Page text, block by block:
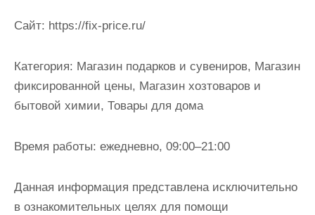
Cайт: https://fix-price.ru/
Категория: Магазин подарков и сувениров, Магазин
фиксированной цены, Магазин хозтоваров и
бытовой химии, Товары для дома
Время работы: ежедневно, 09:00–21:00
Данная информация представлена исключительно
в ознакомительных целях для помощи